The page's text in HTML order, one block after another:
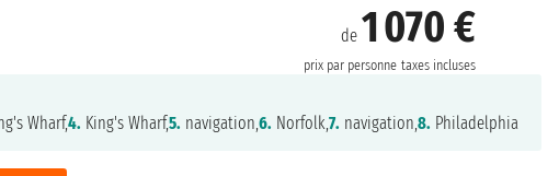
de 1 070 €
prix par personne taxes incluses
Wharf,4. King's Wharf,5. navigation,6. Norfolk,7. navigation,8. Philadelphia